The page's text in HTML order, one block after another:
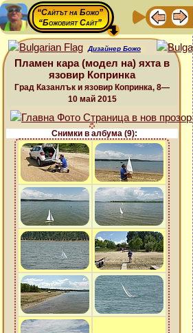
“Сайтът на Божо”
“Божовият Сайт”
Дизайнер Божо
Пламен кара (модел на) яхта в
язовир Копринка
Град Казанлък и язовир Копринка, 8—
10 май 2015
Снимки в албума (9):